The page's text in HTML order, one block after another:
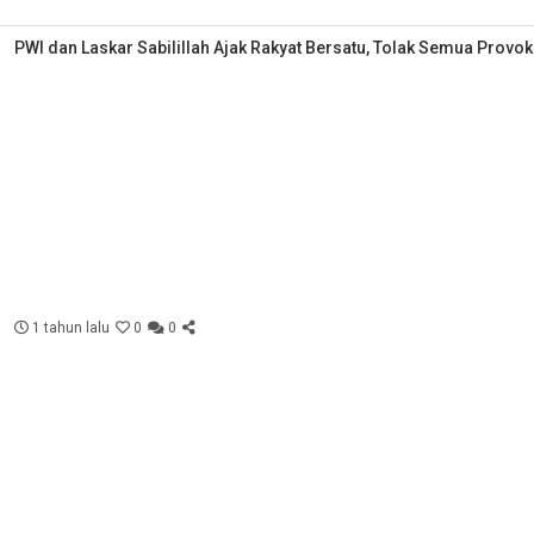
PWI dan Laskar Sabilillah Ajak Rakyat Bersatu, Tolak Semua
1 tahun lalu 0 0